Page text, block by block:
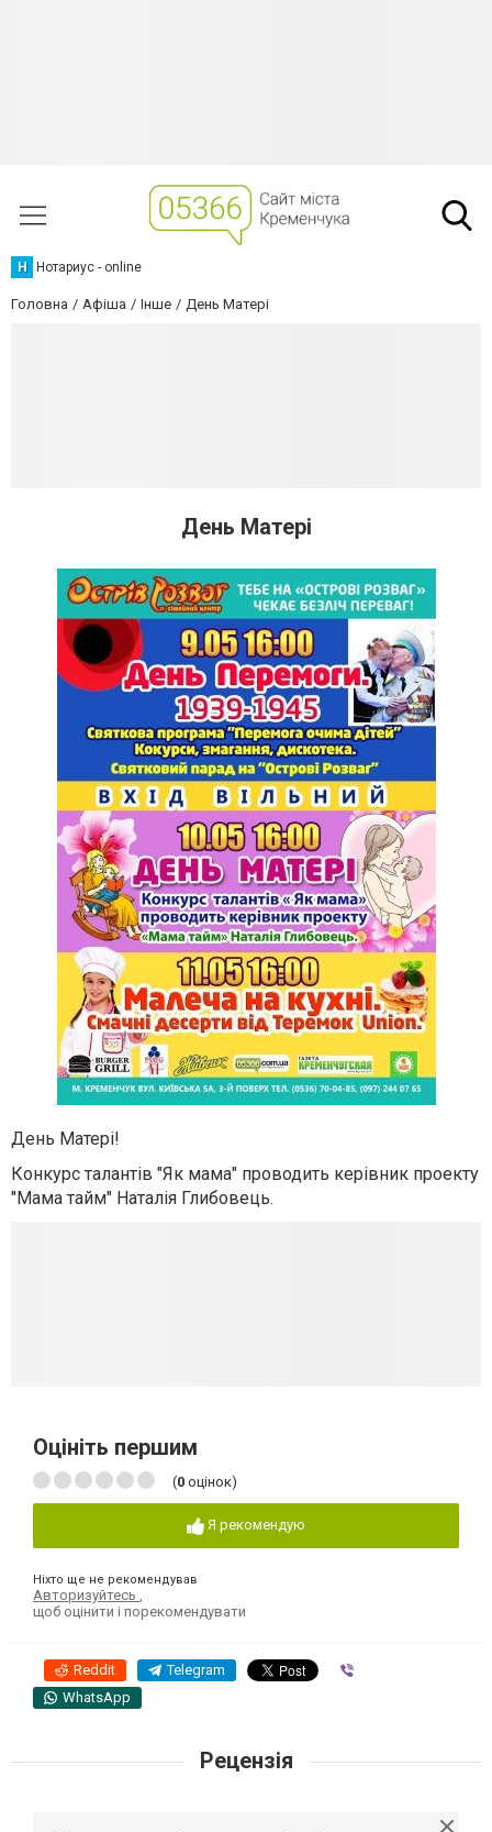
Н Нотариус - online
Головна Афіша Інше День Матерi
День Матерi
День Матерi!
Конкурс талантiв "Як мама" проводить керiвник проекту
"Мама тайм" Наталiя Глибовець.
Оцініть першим
(0 оцінок)
Я рекомендую
Ніхто ще не рекомендував
Авторизуйтесь
щоб оцінити і порекомендувати
Reddit Telegram
WhatsApp
Рецензія